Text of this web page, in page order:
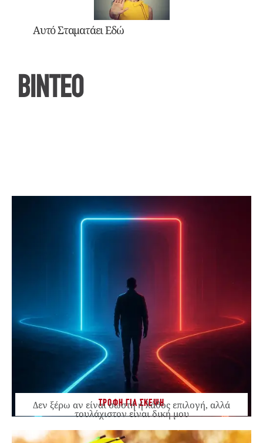
Αυτό Σταματάει Εδώ
ΒΙΝΤΕΟ
ΤΡΟΦΗ ΓΙΑ ΣΚΕΨΗ
Δεν ξέρω αν είναι σωστή ή λάθος επιλογή, αλλά
τουλάχιστον είναι δική μου